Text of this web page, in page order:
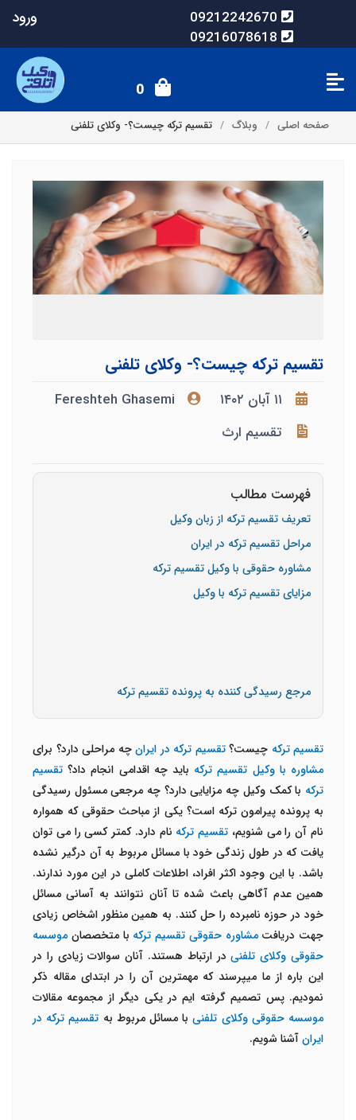
09212242670
09216078618
ورود
0
صفحه اصلی وبلاگ تقسیم ترکه چیست؟- وکلای تلفنی
تقسیم ترکه چیست؟- وکلای تلفنی
۱۱ آبان ۱۴۰۲
Fereshteh Ghasemi
تقسیم ارث
فهرست مطالب
تعریف تقسیم ترکه از زبان وکیل
مراحل تقسیم ترکه در ایران
مشاوره حقوقی با وکیل تقسیم ترکه
مزایای تقسیم ترکه با وکیل
مرجع رسیدگی کننده به پرونده تقسیم ترکه
تقسیم ترکه چیست؟تقسیم ترکه در ایرانچه مراحلی دارد؟ برای
مشاوره با وکیل تقسیم ترکه باید چه اقدامی انجام داد؟ تقسیم
ترکه با کمک وکیل چه مزایایی دارد؟ چه مرجعی مسئول رسیدگی
به پرونده پیرامون ترکه است؟ یکی از مباحث حقوقی که همواره
نام آن را می شنویم، تقسیم ترکه نام دارد. کمتر کسی را می توان
یافت که در طول زندگی خود با مسائل مربوط به آن درگیر نشده
باشد. با این وجود اکثر افراد، اطلاعات کاملی در این مورد ندارند.
همین عدم آگاهی باعث شده تا آنان نتوانند به آسانی مسائل
خود در حوزه نامبرده را حل کنند. به همین منظور اشخاص زیادی
جهت دریافتمشاوره حقوقی تقسیم ترکه با متخصصان موسسه
حقوقی وکلای تلفنیدر ارتباط هستند. آنان سوالات زیادی را در
این باره از ما میپرسند که مهمترین آن را در ابتدای مقاله ذکر
نمودیم. پس تصمیم گرفته ایم در یکی دیگر از مجموعه مقالات
موسسه حقوقی وکلای تلفنیبا مسائل مربوط به تقسیم ترکه در
ایرانآشنا شویم.